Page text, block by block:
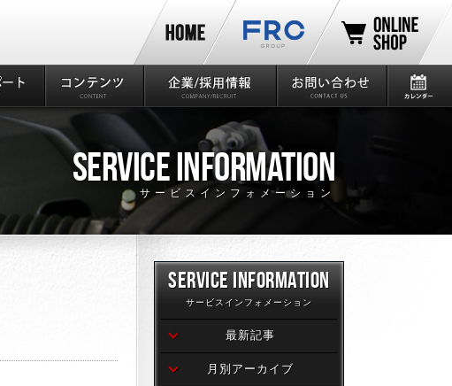
SERVICE INFORMATION
サービスインフォメーション
SERVICE INFORMATION
サービスインフォメーション
最新記事
月別アーカイブ